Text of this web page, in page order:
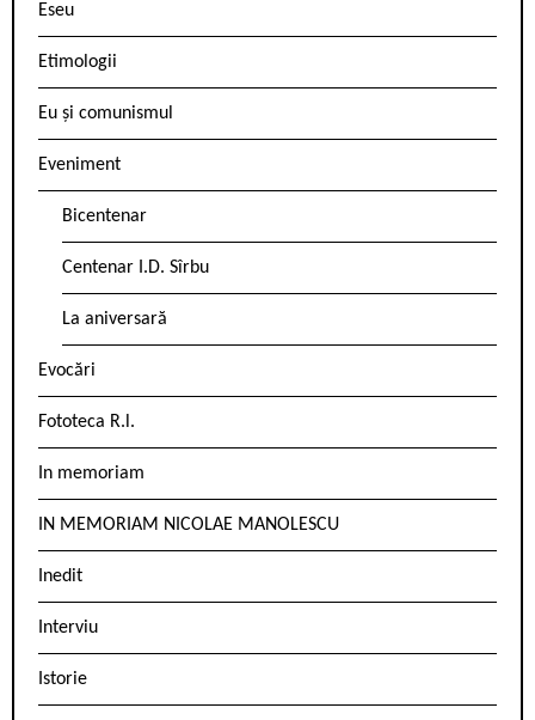
Eseu
Etimologii
Eu și comunismul
Eveniment
Bicentenar
Centenar I.D. Sîrbu
La aniversară
Evocări
Fototeca R.l.
In memoriam
IN MEMORIAM NICOLAE MANOLESCU
Inedit
Interviu
Istorie